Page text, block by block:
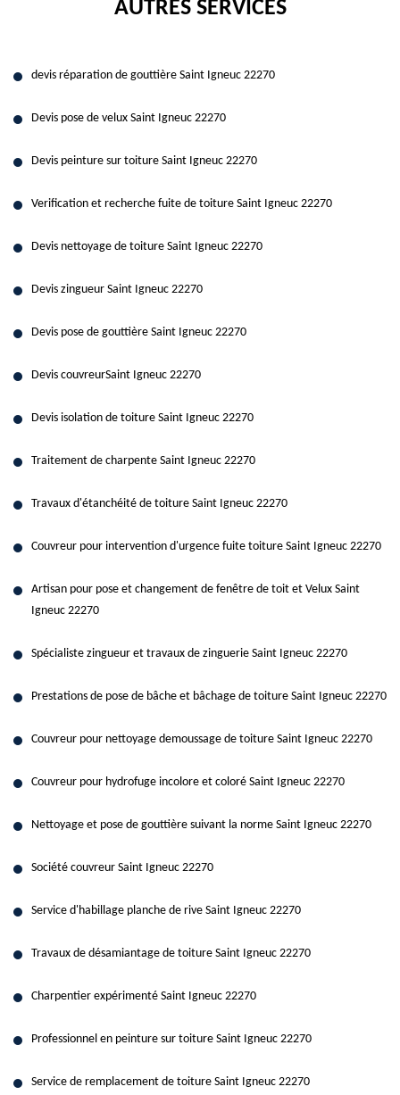
AUTRES SERVICES
devis réparation de gouttière Saint Igneuc 22270
Devis pose de velux Saint Igneuc 22270
Devis peinture sur toiture Saint Igneuc 22270
Verification et recherche fuite de toiture Saint Igneuc 22270
Devis nettoyage de toiture Saint Igneuc 22270
Devis zingueur Saint Igneuc 22270
Devis pose de gouttière Saint Igneuc 22270
Devis couvreurSaint Igneuc 22270
Devis isolation de toiture Saint Igneuc 22270
Traitement de charpente Saint Igneuc 22270
Travaux d'étanchéité de toiture Saint Igneuc 22270
Couvreur pour intervention d'urgence fuite toiture Saint Igneuc 22270
Artisan pour pose et changement de fenêtre de toit et Velux Saint
Igneuc 22270
Spécialiste zingueur et travaux de zinguerie Saint Igneuc 22270
Prestations de pose de bâche et bâchage de toiture Saint Igneuc 22270
Couvreur pour nettoyage demoussage de toiture Saint Igneuc 22270
Couvreur pour hydrofuge incolore et coloré Saint Igneuc 22270
Nettoyage et pose de gouttière suivant la norme Saint Igneuc 22270
Société couvreur Saint Igneuc 22270
Service d'habillage planche de rive Saint Igneuc 22270
Travaux de désamiantage de toiture Saint Igneuc 22270
Charpentier expérimenté Saint Igneuc 22270
Professionnel en peinture sur toiture Saint Igneuc 22270
Service de remplacement de toiture Saint Igneuc 22270